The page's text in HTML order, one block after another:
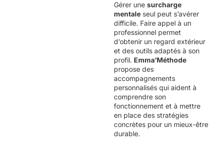
Gérer une surcharge
mentale seul peut s’avérer
difficile. Faire appel à un
professionnel permet
d’obtenir un regard extérieur
et des outils adaptés à son
profil. Emma’Méthode
propose des
accompagnements
personnalisés qui aident à
comprendre son
fonctionnement et à mettre
en place des stratégies
concrètes pour un mieux-être
durable.